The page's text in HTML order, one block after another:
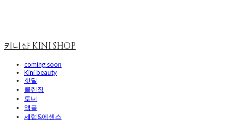
키니샵 KINI SHOP
coming soon
Kini beauty
핫딜
클렌징
토너
앰플
세럼&에센스